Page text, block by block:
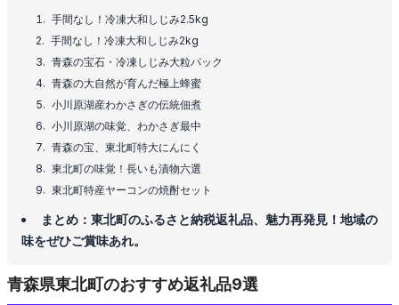
手間なし！冷凍大和しじみ2.5kg
手間なし！冷凍大和しじみ2kg
青森の宝石・冷凍しじみ大粒パック
青森の大自然が育んだ極上蜂蜜
小川原湖産わかさぎの伝統佃煮
小川原湖の味覚、わかさぎ最中
青森の宝、東北町特大にんにく
東北町の味覚！長いも漬物六選
東北町特産ヤーコンの焼酎セット
まとめ：東北町のふるさと納税返礼品、魅力再発見！地域の
味をぜひご賞味あれ。
青森県東北町のおすすめ返礼品9選